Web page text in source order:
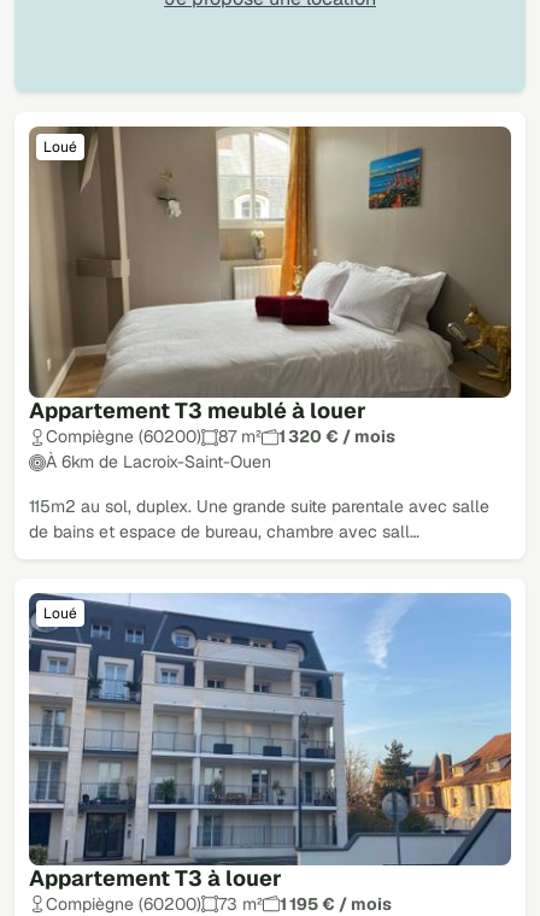
Appartement T3 meublé à louer
Loué
Compiègne (60200) 87 m²
1 320 € / mois
À 6km de Lacroix-Saint-Ouen
115m2 au sol, duplex. Une grande suite parentale avec salle
de bains et espace de bureau, chambre avec sall…
Appartement T3 à louer
Loué
Compiègne (60200) 73 m²
1 195 € / mois